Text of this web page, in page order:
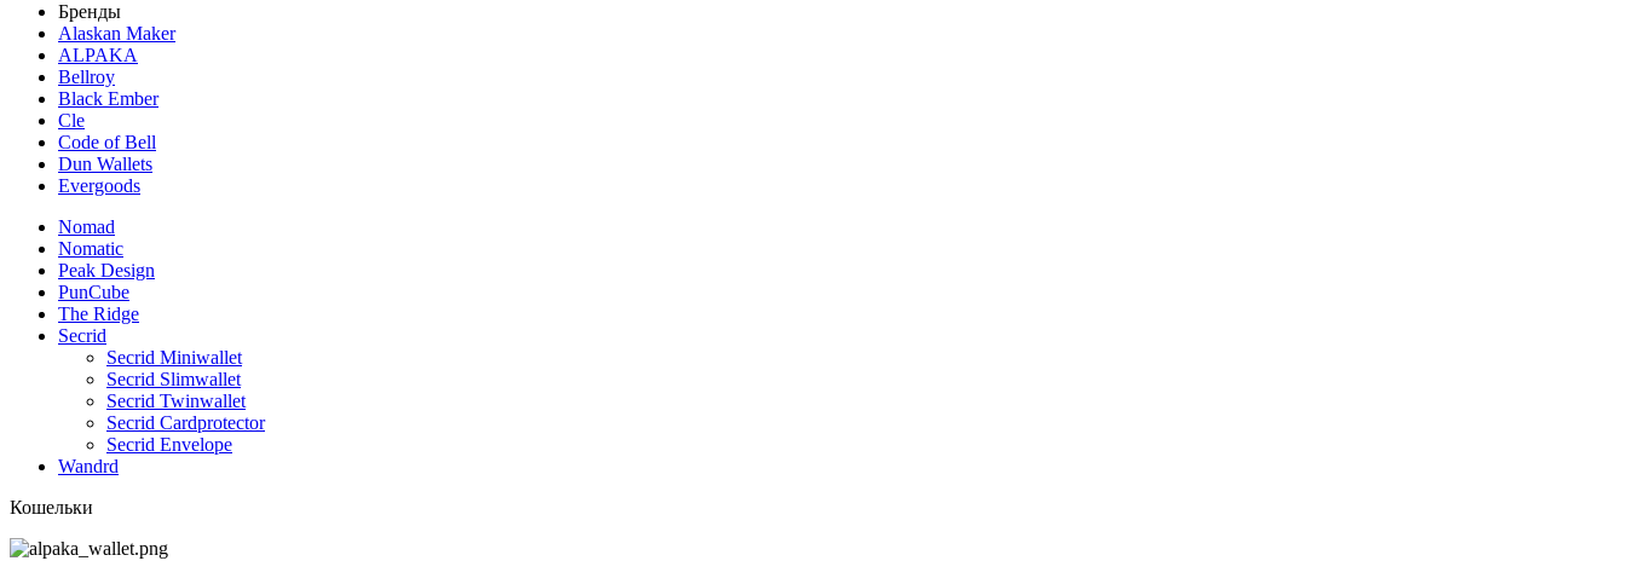
Бренды
Alaskan Maker
ALPAKA
Bellroy
Black Ember
Cle
Code of Bell
Dun Wallets
Evergoods
Nomad
Nomatic
Peak Design
PunCube
The Ridge
Secrid
Secrid Miniwallet
Secrid Slimwallet
Secrid Twinwallet
Secrid Cardprotector
Secrid Envelope
Wandrd
Кошельки